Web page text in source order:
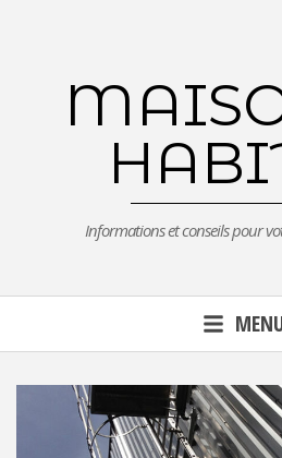
Informations et conseils pour